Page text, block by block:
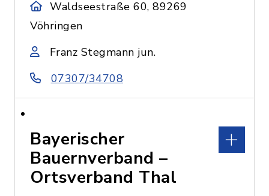
Waldseestraße 60, 89269
Vöhringen
Franz Stegmann jun.
07307/34708
Bayerischer
Bauernverband –
Ortsverband Thal